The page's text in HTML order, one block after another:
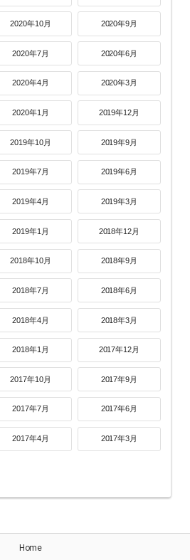
2020年10月 2020年9月
2020年7月 2020年6月
2020年4月 2020年3月
2020年1月 2019年12月
2019年10月 2019年9月
2019年7月 2019年6月
2019年4月 2019年3月
2019年1月 2018年12月
2018年10月 2018年9月
2018年7月 2018年6月
2018年4月 2018年3月
2018年1月 2017年12月
2017年10月 2017年9月
2017年7月 2017年6月
2017年4月 2017年3月
Home